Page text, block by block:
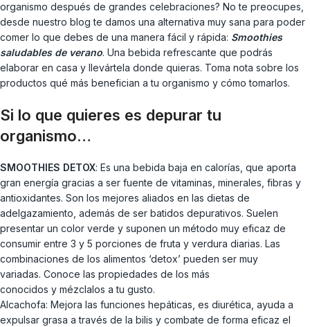
organismo después de grandes celebraciones? No te preocupes,
desde nuestro blog te damos una alternativa muy sana para poder
comer lo que debes de una manera fácil y rápida: Smoothies
saludables de verano. Una bebida refrescante que podrás
elaborar en casa y llevártela donde quieras. Toma nota sobre los
productos qué más benefician a tu organismo y cómo tomarlos.
Si lo que quieres es depurar tu
organismo…
SMOOTHIES DETOX: Es una bebida baja en calorías, que aporta
gran energía gracias a ser fuente de vitaminas, minerales, fibras y
antioxidantes. Son los mejores aliados en las dietas de
adelgazamiento, además de ser batidos depurativos. Suelen
presentar un color verde y suponen un método muy eficaz de
consumir entre 3 y 5 porciones de fruta y verdura diarias. Las
combinaciones de los alimentos ‘detox’ pueden ser muy
variadas. Conoce las propiedades de los más
conocidos y mézclalos a tu gusto.
Alcachofa: Mejora las funciones hepáticas, es diurética, ayuda a
expulsar grasa a través de la bilis y combate de forma eficaz el